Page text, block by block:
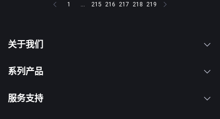
1 ... 215 216 217 218 219
关于我们
系列产品
服务支持